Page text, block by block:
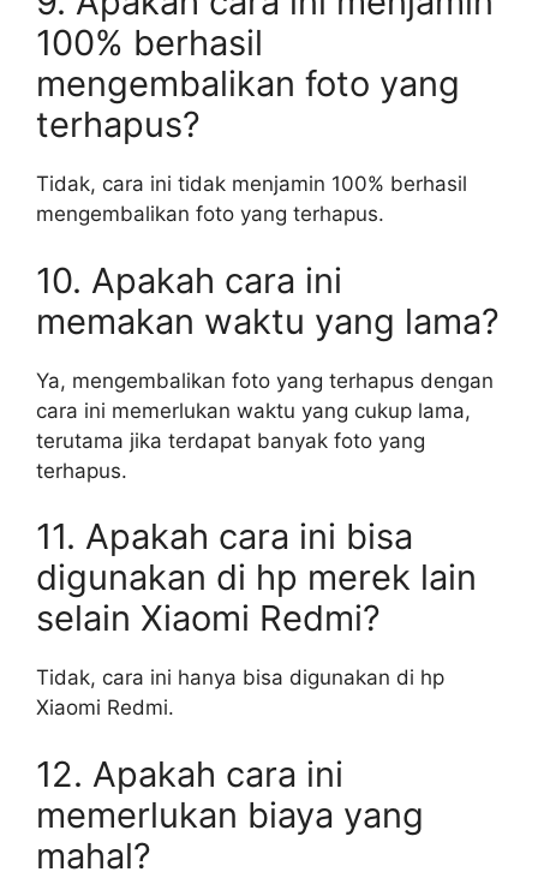
100% berhasil
mengembalikan foto yang
terhapus?
Tidak, cara ini tidak menjamin 100% berhasil
mengembalikan foto yang terhapus.
10. Apakah cara ini
memakan waktu yang lama?
Ya, mengembalikan foto yang terhapus dengan
cara ini memerlukan waktu yang cukup lama,
terutama jika terdapat banyak foto yang
terhapus.
11. Apakah cara ini bisa
digunakan di hp merek lain
selain Xiaomi Redmi?
Tidak, cara ini hanya bisa digunakan di hp
Xiaomi Redmi.
12. Apakah cara ini
memerlukan biaya yang
mahal?